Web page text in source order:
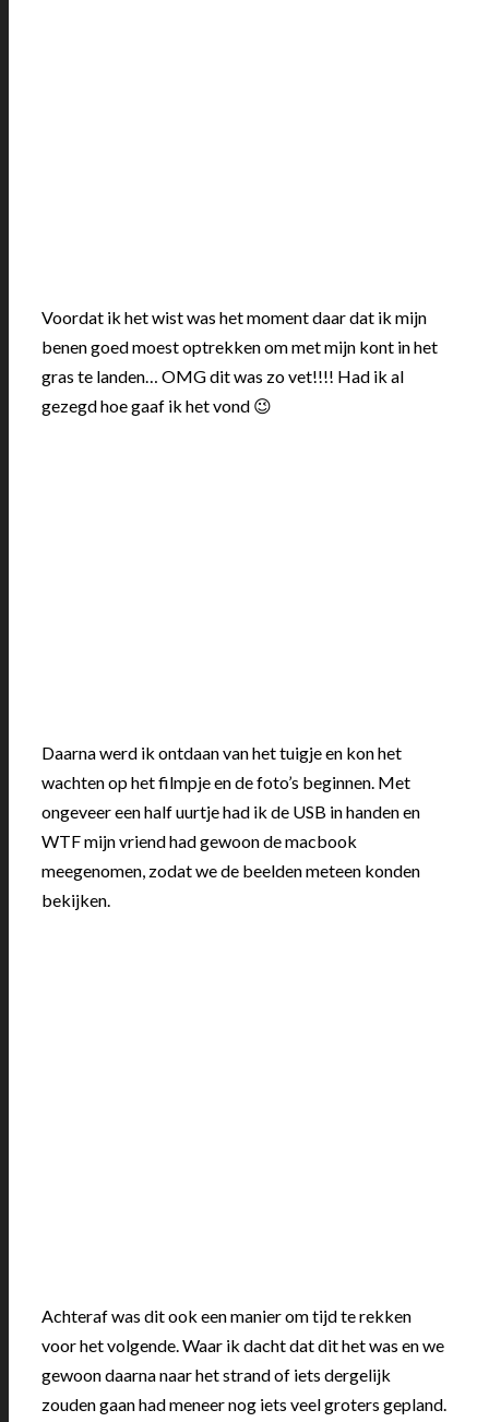
Voordat ik het wist was het moment daar dat ik mijn
benen goed moest optrekken om met mijn kont in het
gras te landen… OMG dit was zo vet!!!! Had ik al
gezegd hoe gaaf ik het vond 😉
Daarna werd ik ontdaan van het tuigje en kon het
wachten op het filmpje en de foto’s beginnen. Met
ongeveer een half uurtje had ik de USB in handen en
WTF mijn vriend had gewoon de macbook
meegenomen, zodat we de beelden meteen konden
bekijken.
Achteraf was dit ook een manier om tijd te rekken
voor het volgende. Waar ik dacht dat dit het was en we
gewoon daarna naar het strand of iets dergelijk
zouden gaan had meneer nog iets veel groters gepland.